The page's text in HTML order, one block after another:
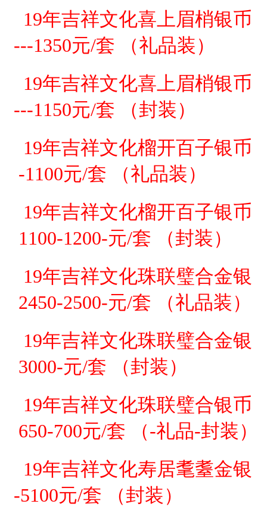
19年吉祥文化喜上眉梢银币
---1350元/套 （礼品装）
19年吉祥文化喜上眉梢银币
---1150元/套 （封装）
19年吉祥文化榴开百子银币
-1100元/套 （礼品装）
19年吉祥文化榴开百子银币
1100-1200-元/套 （封装）
19年吉祥文化珠联璧合金银
2450-2500-元/套 （礼品装）
19年吉祥文化珠联璧合金银
3000-元/套 （封装）
19年吉祥文化珠联璧合银币
650-700元/套 （-礼品-封装）
19年吉祥文化寿居耄耋金银
-5100元/套 （封装）